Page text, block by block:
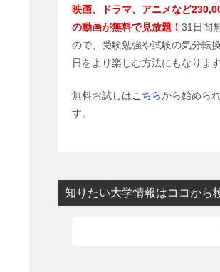
映画、ドラマ、アニメなど
の動画が無料で見放題！ 31日間
ので、受験勉強や試験の気分転
日をより楽しむ方法にもなります
無料お試しはこちらから始めら
す。
知りたい大学情報はココから